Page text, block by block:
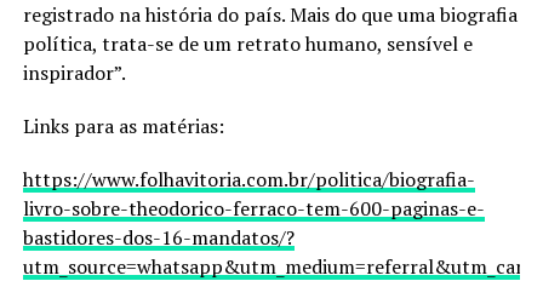
registrado na história do país. Mais do que uma biografia
política, trata-se de um retrato humano, sensível e
inspirador”.
Links para as matérias:
https://www.folhavitoria.com.br/politica/biografia-
livro-sobre-theodorico-ferraco-tem-600-paginas-e-
bastidores-dos-16-mandatos/?